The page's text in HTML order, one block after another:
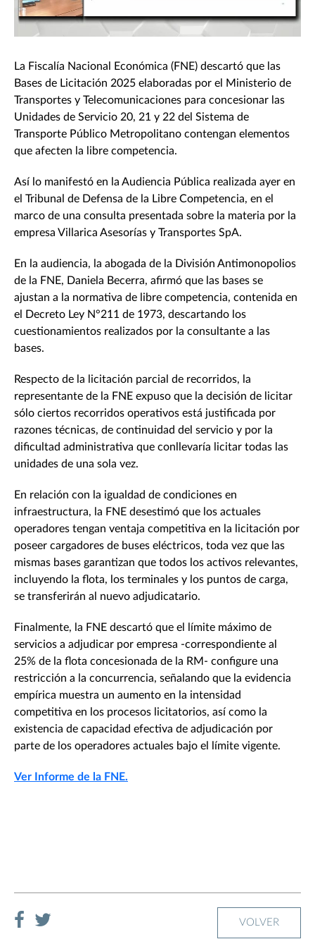
La Fiscalía Nacional Económica (FNE) descartó que las
Bases de Licitación 2025 elaboradas por el Ministerio de
Transportes y Telecomunicaciones para concesionar las
Unidades de Servicio 20, 21 y 22 del Sistema de
Transporte Público Metropolitano contengan elementos
que afecten la libre competencia.
Así lo manifestó en la Audiencia Pública realizada ayer en
el Tribunal de Defensa de la Libre Competencia, en el
marco de una consulta presentada sobre la materia por la
empresa Villarica Asesorías y Transportes SpA.
En la audiencia, la abogada de la División Antimonopolios
de la FNE, Daniela Becerra, afirmó que las bases se
ajustan a la normativa de libre competencia, contenida en
el Decreto Ley N°211 de 1973, descartando los
cuestionamientos realizados por la consultante a las
bases.
Respecto de la licitación parcial de recorridos, la
representante de la FNE expuso que la decisión de licitar
sólo ciertos recorridos operativos está justificada por
razones técnicas, de continuidad del servicio y por la
dificultad administrativa que conllevaría licitar todas las
unidades de una sola vez.
En relación con la igualdad de condiciones en
infraestructura, la FNE desestimó que los actuales
operadores tengan ventaja competitiva en la licitación por
poseer cargadores de buses eléctricos, toda vez que las
mismas bases garantizan que todos los activos relevantes,
incluyendo la flota, los terminales y los puntos de carga,
se transferirán al nuevo adjudicatario.
Finalmente, la FNE descartó que el límite máximo de
servicios a adjudicar por empresa -correspondiente al
25% de la flota concesionada de la RM- configure una
restricción a la concurrencia, señalando que la evidencia
empírica muestra un aumento en la intensidad
competitiva en los procesos licitatorios, así como la
existencia de capacidad efectiva de adjudicación por
parte de los operadores actuales bajo el límite vigente.
Ver Informe de la FNE.
VOLVER